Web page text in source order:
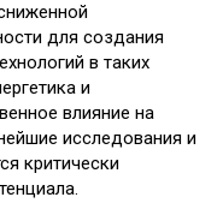
для создания
в таких
и
влияние на
исследования и
критически